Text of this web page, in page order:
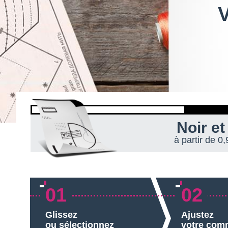
Noir
à partir de
de 1 à 5m²
de 5 à 10m²
de 10 à 20m²
de 20 à 30m²
de 30 à 50m²
50m²
01
Glissez
ou sélectionnez
02
Ajustez
votre